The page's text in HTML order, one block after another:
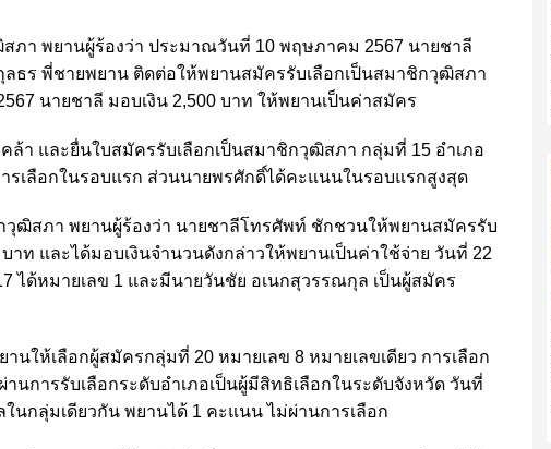
ภา พยานผู้ร้องว่า ประมาณวันที่ 10 พฤษภาคม 2567 นายชาลี
ร พี่ชายพยาน ติดต่อให้พยานสมัครรับเลือกเป็นสมาชิกวุฒิสภา
นายชาลี มอบเงิน 2,500 บาท ให้พยานเป็นค่าสมัคร
า และยื่นใบสมัครรับเลือกเป็นสมาชิกวุฒิสภา กลุ่มที่ 15 อำเภอ
รเลือกในรอบแรก ส่วนนายพรศักดิ์ได้คะแนนในรอบแรกสูงสุด
ฒิสภา พยานผู้ร้องว่า นายชาลีโทรศัพท์ ชักชวนให้พยานสมัครรับ
ท และได้มอบเงินจำนวนดังกล่าวให้พยานเป็นค่าใช้จ่าย วันที่ 22
ได้หมายเลข 1 และมีนายวันชัย อเนกสุวรรณกุล เป็นผู้สมัคร
ให้เลือกผู้สมัครกลุ่มที่ 20 หมายเลข 8 หมายเลขเดียว การเลือก
การรับเลือกระดับอำเภอเป็นผู้มีสิทธิเลือกในระดับจังหวัด วันที่
นกลุ่มเดียวกัน พยานได้ 1 คะแนน ไม่ผ่านการเลือก